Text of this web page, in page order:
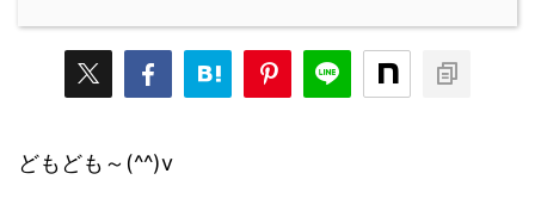
どもども～(^^)v